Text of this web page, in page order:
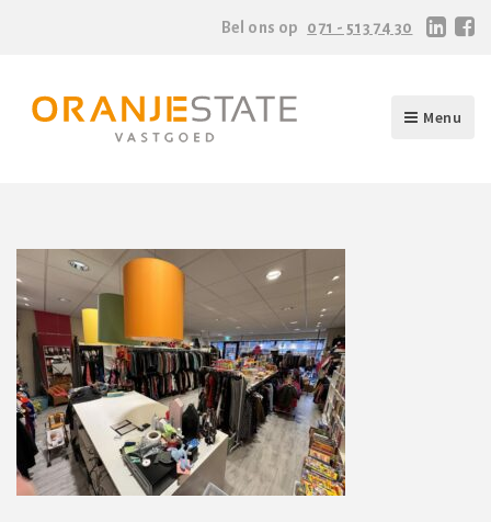
Bel ons op 071 - 513 74 30
Menu